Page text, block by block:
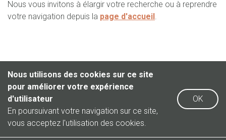
Nous vous invitons à élargir votre recherche ou à reprendre
votre navigation depuis la page d'accueil.
Nous utilisons des cookies sur ce site
pour améliorer votre expérience
d'utilisateur
En poursuivant votre navigation sur ce site,
vous acceptez l'utilisation des cookies.
OK